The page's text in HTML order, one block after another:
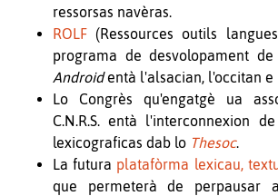
ressorsas navèras.
ROLF (Ressources outils
programa de desvolopament
Androidentà l'alsacian, l'occitan e
Lo Congrès qu'engatgè ua
C.N.R.S. entà l'interconnexion
lexicograficas dab lo Thesoc.
La futura platafòrma lexicau,
que permeterà de perpausar